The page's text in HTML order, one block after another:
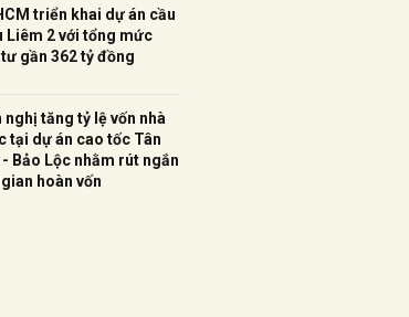
triển khai dự án cầu
Liêm 2 với tổng mức
gần 362 tỷ đồng
nghị tăng tỷ lệ vốn nhà
tại dự án cao tốc Tân
- Bảo Lộc nhằm rút ngắn
hoàn vốn